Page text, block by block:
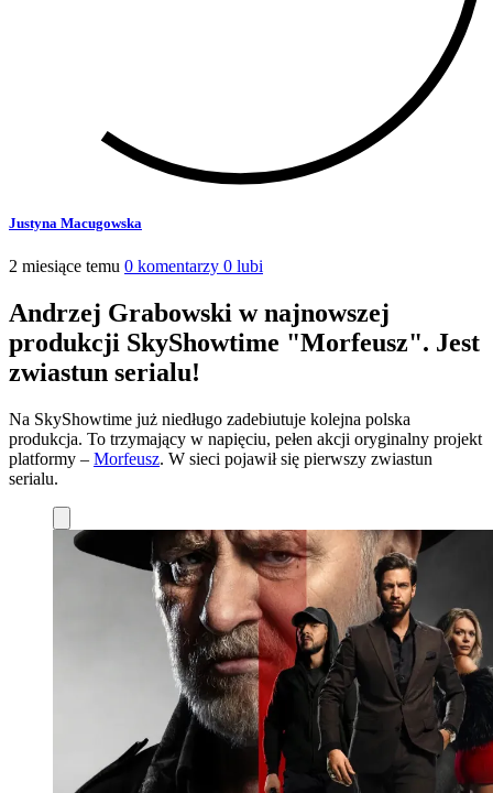
Justyna Macugowska
2 miesiące temu 0 komentarzy 0 lubi
Andrzej Grabowski w najnowszej
produkcji SkyShowtime "Morfeusz". Jest
zwiastun serialu!
Na SkyShowtime już niedługo zadebiutuje kolejna polska
produkcja. To trzymający w napięciu, pełen akcji oryginalny projekt
platformy – Morfeusz. W sieci pojawił się pierwszy zwiastun
serialu.